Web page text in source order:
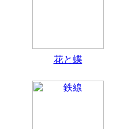
花と蝶